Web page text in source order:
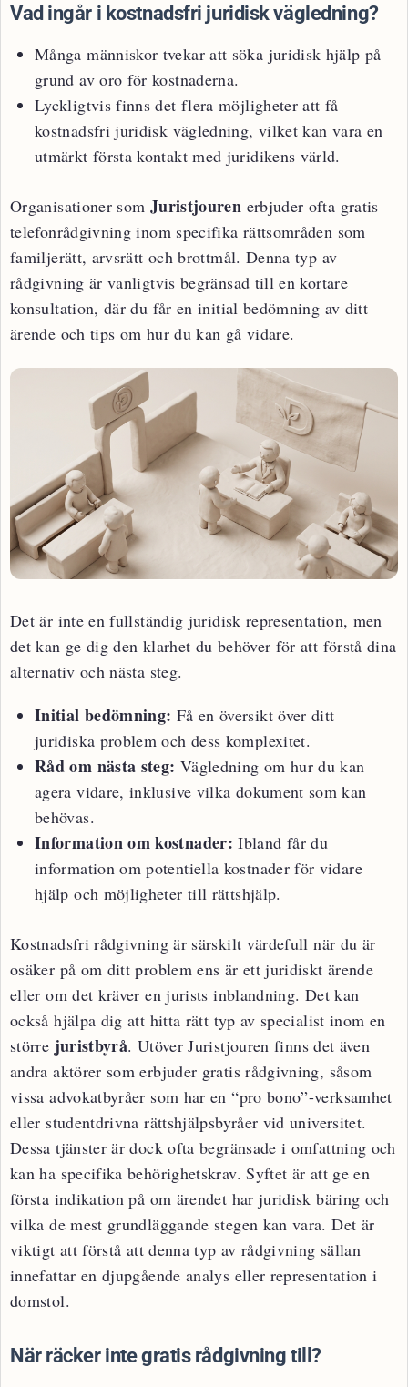
Vad ingår i kostnadsfri juridisk vägledning?
Många människor tvekar att söka juridisk hjälp på
grund av oro för kostnaderna.
Lyckligtvis finns det flera möjligheter att få
kostnadsfri juridisk vägledning, vilket kan vara en
utmärkt första kontakt med juridikens värld.
Organisationer som Juristjouren erbjuder ofta gratis
telefonrådgivning inom specifika rättsområden som
familjerätt, arvsrätt och brottmål. Denna typ av
rådgivning är vanligtvis begränsad till en kortare
konsultation, där du får en initial bedömning av ditt
ärende och tips om hur du kan gå vidare.
Det är inte en fullständig juridisk representation, men
det kan ge dig den klarhet du behöver för att förstå dina
alternativ och nästa steg.
Initial bedömning: Få en översikt över ditt
juridiska problem och dess komplexitet.
Råd om nästa steg: Vägledning om hur du kan
agera vidare, inklusive vilka dokument som kan
behövas.
Information om kostnader: Ibland får du
information om potentiella kostnader för vidare
hjälp och möjligheter till rättshjälp.
Kostnadsfri rådgivning är särskilt värdefull när du är
osäker på om ditt problem ens är ett juridiskt ärende
eller om det kräver en jurists inblandning. Det kan
också hjälpa dig att hitta rätt typ av specialist inom en
större juristbyrå. Utöver Juristjouren finns det även
andra aktörer som erbjuder gratis rådgivning, såsom
vissa advokatbyråer som har en “pro bono”-verksamhet
eller studentdrivna rättshjälpsbyråer vid universitet.
Dessa tjänster är dock ofta begränsade i omfattning och
kan ha specifika behörighetskrav. Syftet är att ge en
första indikation på om ärendet har juridisk bäring och
vilka de mest grundläggande stegen kan vara. Det är
viktigt att förstå att denna typ av rådgivning sällan
innefattar en djupgående analys eller representation i
domstol.
När räcker inte gratis rådgivning till?